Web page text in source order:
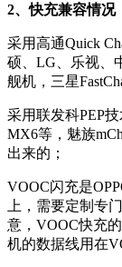
2、快充兼容情况
采用高通Quick
硕、LG、乐视、
舰机，三星
采用联发科PEP
MX6等，魅族
出来的；
VOOC闪充是
上，需要定制专
意，VOOC快充
机的数据线用在